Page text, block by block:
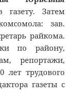
Затем
зав.
райкома.
по району,
репортажи,
трудового
газеты с